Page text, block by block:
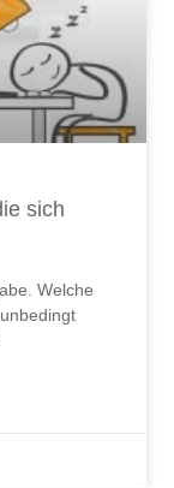
sich
Welche